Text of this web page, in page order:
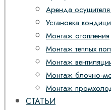
Аренда
Установка
Монтаж отопления
Монтаж теплых
Монтаж
Монтаж блочно-
Монтаж
СТАТЬИ